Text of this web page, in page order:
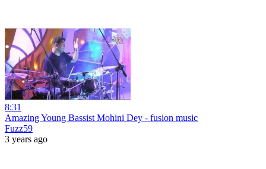
8:31
Amazing Young Bassist Mohini Dey - fusion music
Fuzz59
3 years ago